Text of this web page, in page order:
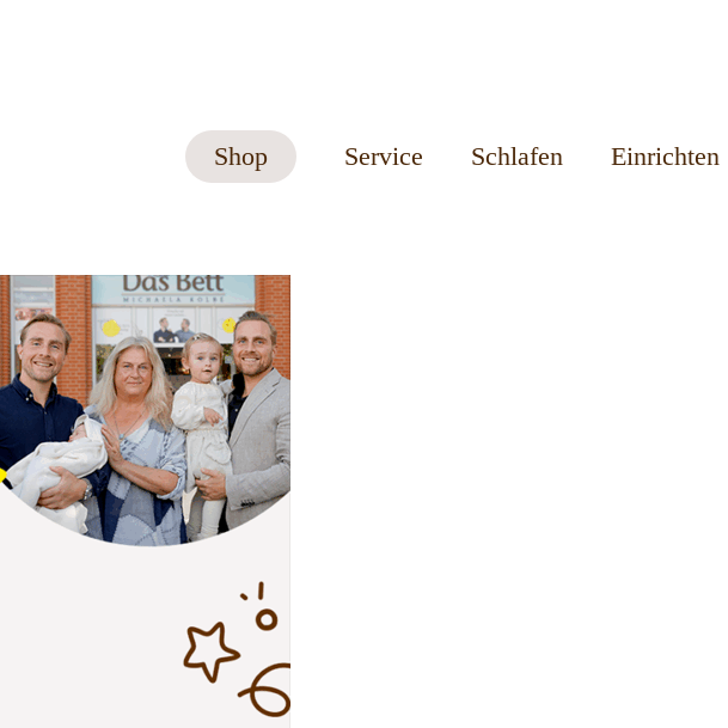
Shop Service Schlafen Einrichten